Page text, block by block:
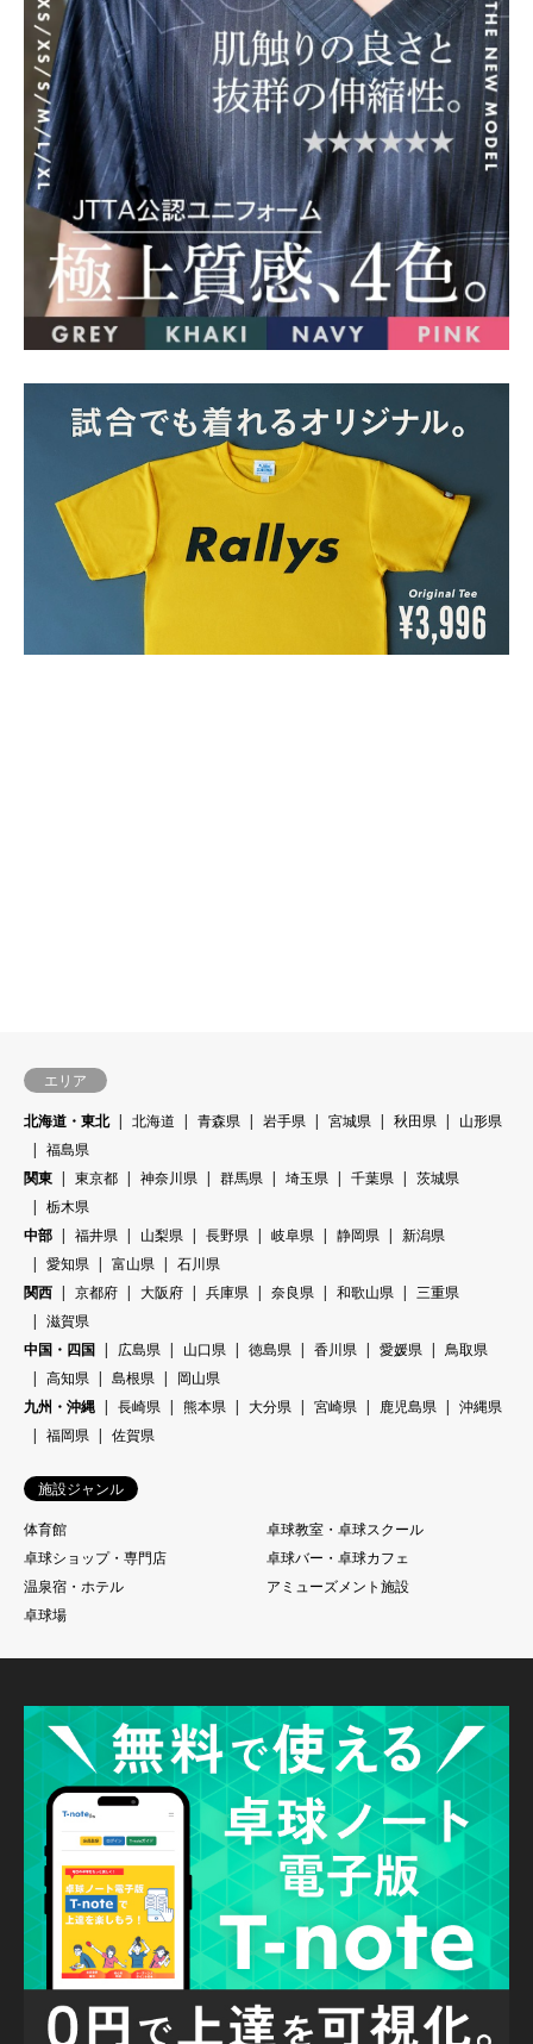
エリア
北海道・東北
北海道 青森県 岩手県 宮城県 秋田県
山形県
福島県
関東
東京都 神奈川県 群馬県 埼玉県 千葉県
茨城県
栃木県
中部
福井県 山梨県 長野県 岐阜県 静岡県
新潟県
愛知県
富山県
石川県
関西
京都府 大阪府 兵庫県 奈良県 和歌山県
三重県
滋賀県
中国・四国
広島県 山口県 徳島県 香川県 愛媛県
鳥取県
高知県
島根県
岡山県
九州・沖縄
長崎県 熊本県 大分県 宮崎県 鹿児島県
沖縄県
福岡県
佐賀県
施設ジャンル
体育館
卓球教室・卓球スクール
卓球ショップ・専門店
卓球バー・卓球カフェ
温泉宿・ホテル
アミューズメント施設
卓球場